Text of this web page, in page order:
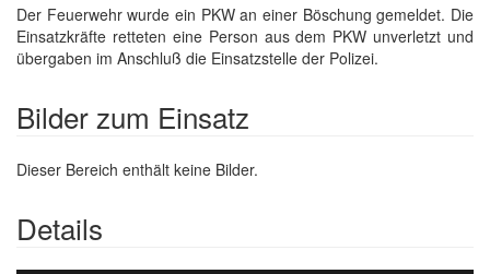
Der Feuerwehr wurde ein PKW an einer Böschung gemeldet. Die
Einsatzkräfte retteten eine Person aus dem PKW unverletzt und
übergaben im Anschluß die Einsatzstelle der Polizei.
Bilder zum Einsatz
Dieser Bereich enthält keine Bilder.
Details